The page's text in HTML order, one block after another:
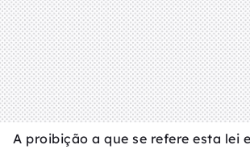
A proibição a que se refere esta lei